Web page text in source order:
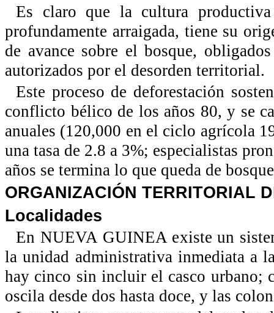
Es claro que la cultura productiva
profundamente arraigada, tiene su
de avance sobre el bosque,
autorizados por el desorden territorial.
Este proceso de deforestación
conflicto bélico de los años 80, y se
anuales (120,000 en el ciclo agrícola
una tasa de 2.8 a 3%; especialistas
años se termina lo que queda de
ORGANIZACIÓN TERRITORIAL
Localidades
En NUEVA GUINEA existe un
la unidad administrativa inmediata a
hay cinco sin incluir el casco urbano;
oscila desde dos hasta doce, y las